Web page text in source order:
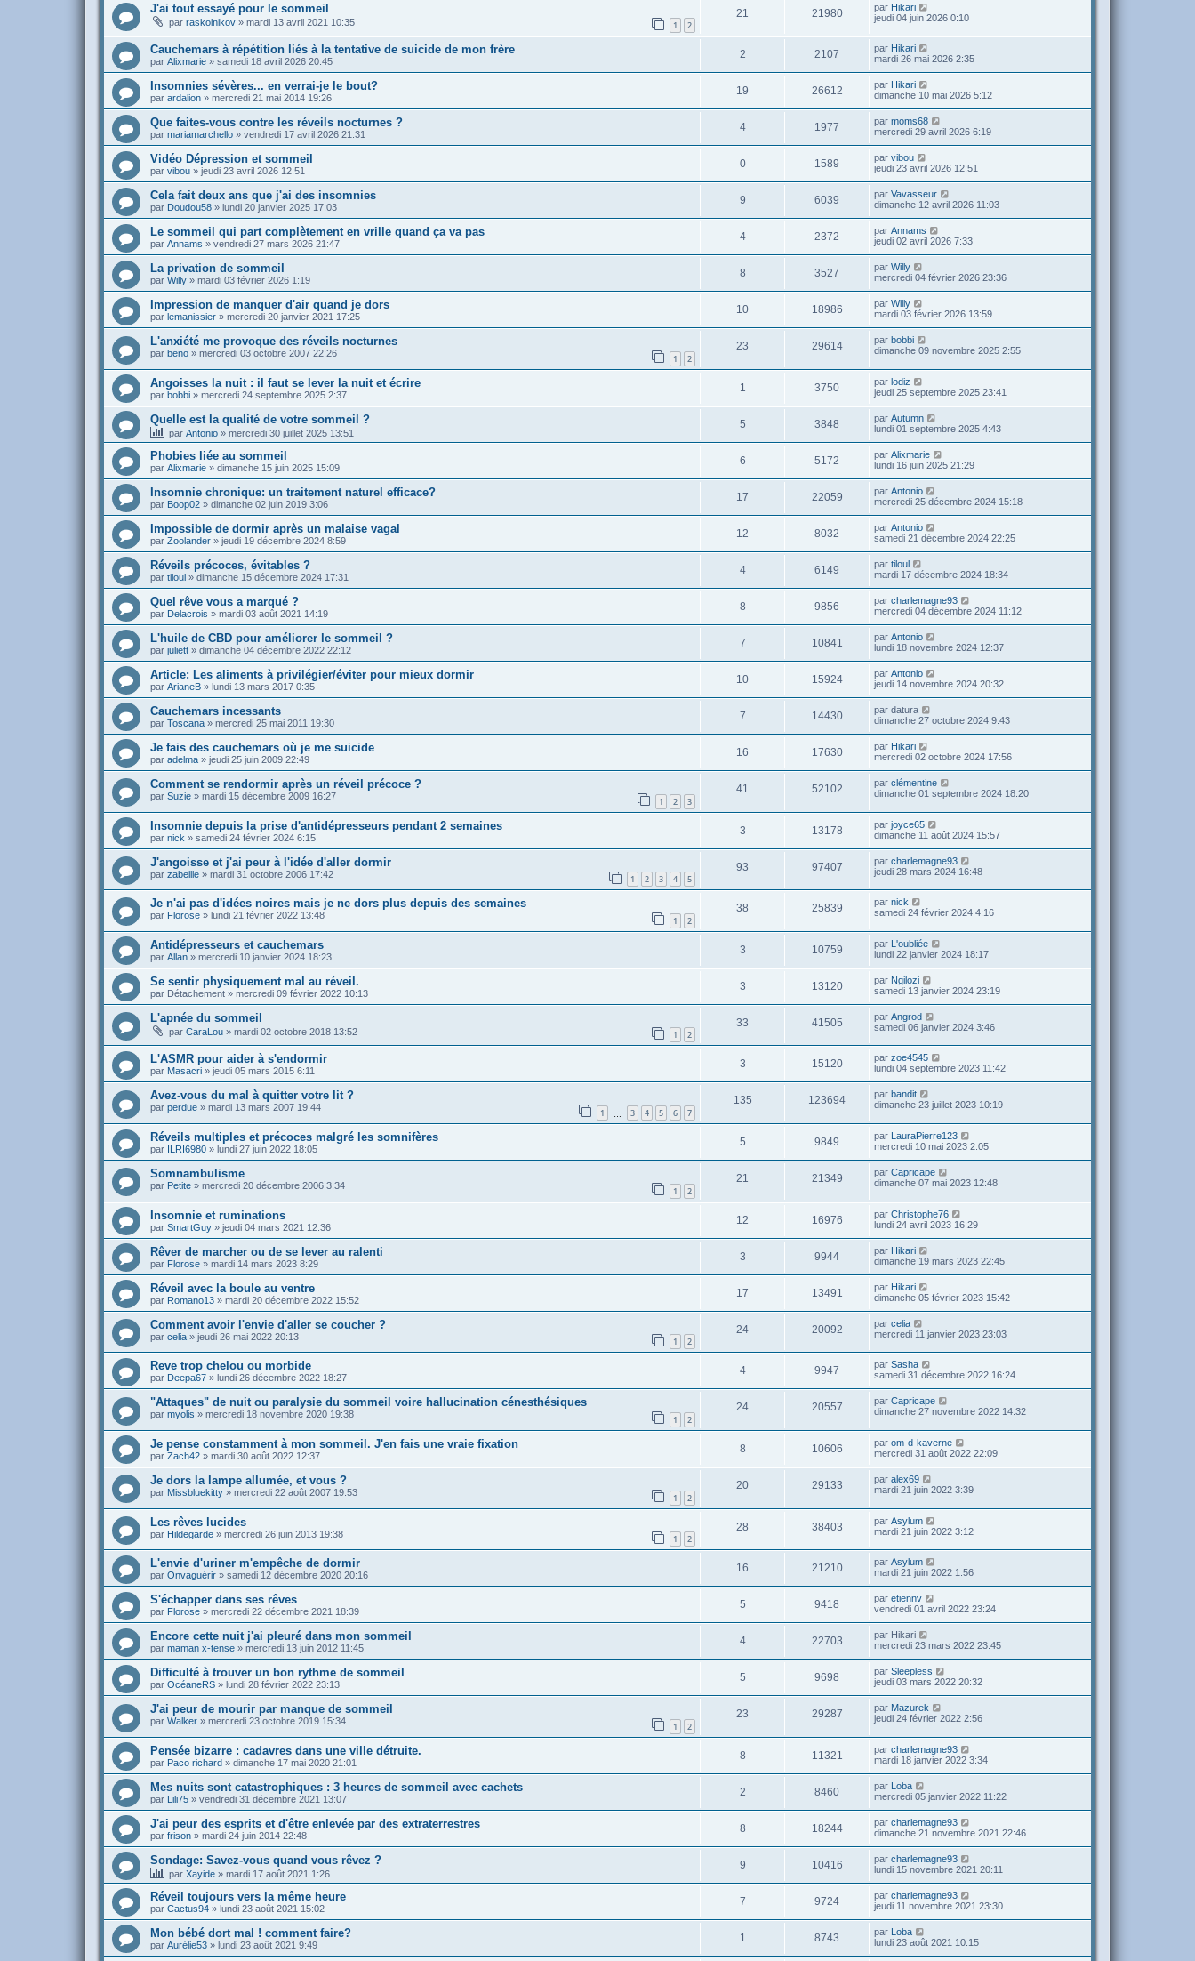
J'ai tout essayé pour le sommeil
par raskolnikov » mardi 13 avril 2021 10:35 1 2
21 21980 par Hikari
jeudi 04 juin 2026 0:10
Cauchemars à répétition liés à la tentative de suicide de mon frère
par Alixmarie » samedi 18 avril 2026 20:45
2 2107 par Hikari
mardi 26 mai 2026 2:35
Insomnies sévères... en verrai-je le bout?
par ardalion » mercredi 21 mai 2014 19:26
19 26612 par Hikari
dimanche 10 mai 2026 5:12
Que faites-vous contre les réveils nocturnes ?
par mariamarchello » vendredi 17 avril 2026 21:31
4 1977 par moms68
mercredi 29 avril 2026 6:19
Vidéo Dépression et sommeil
par vibou » jeudi 23 avril 2026 12:51
0 1589 par vibou
jeudi 23 avril 2026 12:51
Cela fait deux ans que j'ai des insomnies
par Doudou58 » lundi 20 janvier 2025 17:03
9 6039 par Vavasseur
dimanche 12 avril 2026 11:03
Le sommeil qui part complètement en vrille quand ça va pas
par Annams » vendredi 27 mars 2026 21:47
4 2372 par Annams
jeudi 02 avril 2026 7:33
La privation de sommeil
par Willy » mardi 03 février 2026 1:19
8 3527 par Willy
mercredi 04 février 2026 23:36
Impression de manquer d'air quand je dors
par lemanissier » mercredi 20 janvier 2021 17:25
10 18986 par Willy
mardi 03 février 2026 13:59
L'anxiété me provoque des réveils nocturnes
par beno » mercredi 03 octobre 2007 22:26 1 2
23 29614 par bobbi
dimanche 09 novembre 2025 2:55
Angoisses la nuit : il faut se lever la nuit et écrire
par bobbi » mercredi 24 septembre 2025 2:37
1 3750 par lodiz
jeudi 25 septembre 2025 23:41
Quelle est la qualité de votre sommeil ?
par Antonio » mercredi 30 juillet 2025 13:51
5 3848 par Autumn
lundi 01 septembre 2025 4:43
Phobies liée au sommeil
par Alixmarie » dimanche 15 juin 2025 15:09
6 5172 par Alixmarie
lundi 16 juin 2025 21:29
Insomnie chronique: un traitement naturel efficace?
par Boop02 » dimanche 02 juin 2019 3:06
17 22059 par Antonio
mercredi 25 décembre 2024 15:18
Impossible de dormir après un malaise vagal
par Zoolander » jeudi 19 décembre 2024 8:59
12 8032 par Antonio
samedi 21 décembre 2024 22:25
Réveils précoces, évitables ?
par tiloul » dimanche 15 décembre 2024 17:31
4 6149 par tiloul
mardi 17 décembre 2024 18:34
Quel rêve vous a marqué ?
par Delacrois » mardi 03 août 2021 14:19
8 9856 par charlemagne93
mercredi 04 décembre 2024 11:12
L'huile de CBD pour améliorer le sommeil ?
par juliett » dimanche 04 décembre 2022 22:12
7 10841 par Antonio
lundi 18 novembre 2024 12:37
Article: Les aliments à privilégier/éviter pour mieux dormir
par ArianeB » lundi 13 mars 2017 0:35
10 15924 par Antonio
jeudi 14 novembre 2024 20:32
Cauchemars incessants
par Toscana » mercredi 25 mai 2011 19:30
7 14430 par datura
dimanche 27 octobre 2024 9:43
Je fais des cauchemars où je me suicide
par adelma » jeudi 25 juin 2009 22:49
16 17630 par Hikari
mercredi 02 octobre 2024 17:56
Comment se rendormir après un réveil précoce ?
par Suzie » mardi 15 décembre 2009 16:27 1 2 3
41 52102 par clémentine
dimanche 01 septembre 2024 18:20
Insomnie depuis la prise d'antidépresseurs pendant 2 semaines
par nick » samedi 24 février 2024 6:15
3 13178 par joyce65
dimanche 11 août 2024 15:57
J'angoisse et j'ai peur à l'idée d'aller dormir
par zabeille » mardi 31 octobre 2006 17:42 1 2 3 4 5
93 97407 par charlemagne93
jeudi 28 mars 2024 16:48
Je n'ai pas d'idées noires mais je ne dors plus depuis des semaines
par Florose » lundi 21 février 2022 13:48 1 2
38 25839 par nick
samedi 24 février 2024 4:16
Antidépresseurs et cauchemars
par Allan » mercredi 10 janvier 2024 18:23
3 10759 par L'oubliée
lundi 22 janvier 2024 18:17
Se sentir physiquement mal au réveil.
par Détachement » mercredi 09 février 2022 10:13
3 13120 par Ngilozi
samedi 13 janvier 2024 23:19
L'apnée du sommeil
par CaraLou » mardi 02 octobre 2018 13:52 1 2
33 41505 par Angrod
samedi 06 janvier 2024 3:46
L'ASMR pour aider à s'endormir
par Masacri » jeudi 05 mars 2015 6:11
3 15120 par zoe4545
lundi 04 septembre 2023 11:42
Avez-vous du mal à quitter votre lit ?
par perdue » mardi 13 mars 2007 19:44 1 3 4 5 6 7
135 123694 par bandit
dimanche 23 juillet 2023 10:19
Réveils multiples et précoces malgré les somnifères
par ILRI6980 » lundi 27 juin 2022 18:05
5 9849 par LauraPierre123
mercredi 10 mai 2023 2:05
Somnambulisme
par Petite » mercredi 20 décembre 2006 3:34 1 2
21 21349 par Capricape
dimanche 07 mai 2023 12:48
Insomnie et ruminations
par SmartGuy » jeudi 04 mars 2021 12:36
12 16976 par Christophe76
lundi 24 avril 2023 16:29
Rêver de marcher ou de se lever au ralenti
par Florose » mardi 14 mars 2023 8:29
3 9944 par Hikari
dimanche 19 mars 2023 22:45
Réveil avec la boule au ventre
par Romano13 » mardi 20 décembre 2022 15:52
17 13491 par Hikari
dimanche 05 février 2023 15:42
Comment avoir l'envie d'aller se coucher ?
par celia » jeudi 26 mai 2022 20:13 1 2
24 20092 par celia
mercredi 11 janvier 2023 23:03
Reve trop chelou ou morbide
par Deepa67 » lundi 26 décembre 2022 18:27
4 9947 par Sasha
samedi 31 décembre 2022 16:24
"Attaques" de nuit ou paralysie du sommeil voire hallucination cénesthésiques
par myolis » mercredi 18 novembre 2020 19:38 1 2
24 20557 par Capricape
dimanche 27 novembre 2022 14:32
Je pense constamment à mon sommeil. J'en fais une vraie fixation
par Zach42 » mardi 30 août 2022 12:37
8 10606 par om-d-kaverne
mercredi 31 août 2022 22:09
Je dors la lampe allumée, et vous ?
par Missbluekitty » mercredi 22 août 2007 19:53 1 2
20 29133 par alex69
mardi 21 juin 2022 3:39
Les rêves lucides
par Hildegarde » mercredi 26 juin 2013 19:38 1 2
28 38403 par Asylum
mardi 21 juin 2022 3:12
L'envie d'uriner m'empêche de dormir
par Onvaguérir » samedi 12 décembre 2020 20:16
16 21210 par Asylum
mardi 21 juin 2022 1:56
S'échapper dans ses rêves
par Florose » mercredi 22 décembre 2021 18:39
5 9418 par etiennv
vendredi 01 avril 2022 23:24
Encore cette nuit j'ai pleuré dans mon sommeil
par maman x-tense » mercredi 13 juin 2012 11:45
4 22703 par Hikari
mercredi 23 mars 2022 23:45
Difficulté à trouver un bon rythme de sommeil
par OcéaneRS » lundi 28 février 2022 23:13
5 9698 par Sleepless
jeudi 03 mars 2022 20:32
J'ai peur de mourir par manque de sommeil
par Walker » mercredi 23 octobre 2019 15:34 1 2
23 29287 par Mazurek
jeudi 24 février 2022 2:56
Pensée bizarre : cadavres dans une ville détruite.
par Paco richard » dimanche 17 mai 2020 21:01
8 11321 par charlemagne93
mardi 18 janvier 2022 3:34
Mes nuits sont catastrophiques : 3 heures de sommeil avec cachets
par Lili75 » vendredi 31 décembre 2021 13:07
2 8460 par Loba
mercredi 05 janvier 2022 11:22
J'ai peur des esprits et d'être enlevée par des extraterrestres
par frison » mardi 24 juin 2014 22:48
8 18244 par charlemagne93
dimanche 21 novembre 2021 22:46
Sondage: Savez-vous quand vous rêvez ?
par Xayide » mardi 17 août 2021 1:26
9 10416 par charlemagne93
lundi 15 novembre 2021 20:11
Réveil toujours vers la même heure
par Cactus94 » lundi 23 août 2021 15:02
7 9724 par charlemagne93
jeudi 11 novembre 2021 23:30
Mon bébé dort mal ! comment faire?
par Aurélie53 » lundi 23 août 2021 9:49
1 8743 par Loba
lundi 23 août 2021 10:15